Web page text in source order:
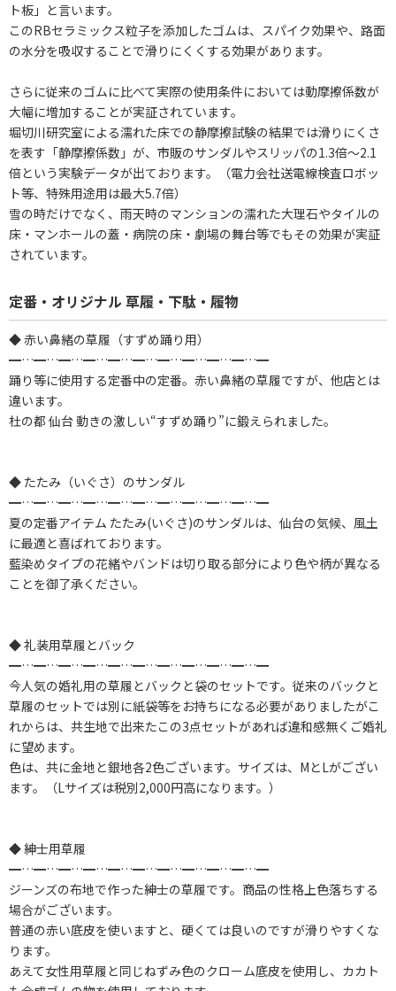
ト板」と言います。
このRBセラミックス粒子を添加したゴムは、スパイク効果や、路面
の水分を吸収することで滑りにくくする効果があります。
さらに従来のゴムに比べて実際の使用条件においては動摩擦係数が
大幅に増加することが実証されています。
堀切川研究室による濡れた床での静摩擦試験の結果では滑りにくさ
を表す「静摩擦係数」が、市販のサンダルやスリッパの1.3倍～2.1
倍という実験データが出ております。（電力会社送電線検査ロボッ
ト等、特殊用途用は最大5.7倍）
雪の時だけでなく、雨天時のマンションの濡れた大理石やタイルの
床・マンホールの蓋・病院の床・劇場の舞台等でもその効果が実証
されています。
定番・オリジナル 草履・下駄・履物
◆ 赤い鼻緒の草履（すずめ踊り用）
━…━…━…━…━…━…━…━…━…━…━
踊り等に使用する定番中の定番。赤い鼻緒の草履ですが、他店とは
違います。
杜の都 仙台 動きの激しい“すずめ踊り”に鍛えられました。
◆ たたみ（いぐさ）のサンダル
━…━…━…━…━…━…━…━…━…━…━
夏の定番アイテム たたみ(いぐさ)のサンダルは、仙台の気候、風土
に最適と喜ばれております。
藍染めタイプの花緒やバンドは切り取る部分により色や柄が異なる
ことを御了承ください。
◆ 礼装用草履とバック
━…━…━…━…━…━…━…━…━…━…━
今人気の婚礼用の草履とバックと袋のセットです。従来のバックと
草履のセットでは別に紙袋等をお持ちになる必要がありましたがこ
れからは、共生地で出来たこの3点セットがあれば違和感無くご婚礼
に望めます。
色は、共に金地と銀地各2色ございます。サイズは、MとLがござい
ます。（Lサイズは税別2,000円高になります。）
◆ 紳士用草履
━…━…━…━…━…━…━…━…━…━…━
ジーンズの布地で作った紳士の草履です。商品の性格上色落ちする
場合がございます。
普通の赤い底皮を使いますと、硬くては良いのですが滑りやすくな
ります。
あえて女性用草履と同じねずみ色のクローム底皮を使用し、カカト